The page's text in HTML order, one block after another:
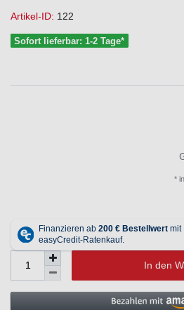
Artikel-ID: 122
Sofort lieferbar: 1-2 Tage*
*
In den